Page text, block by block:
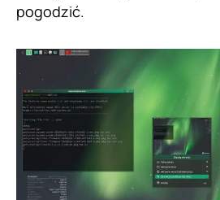
pogodzić.